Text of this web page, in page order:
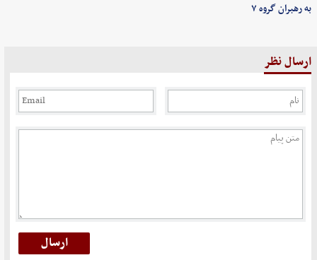
به رهبران گروه ۷
ارسال نظر